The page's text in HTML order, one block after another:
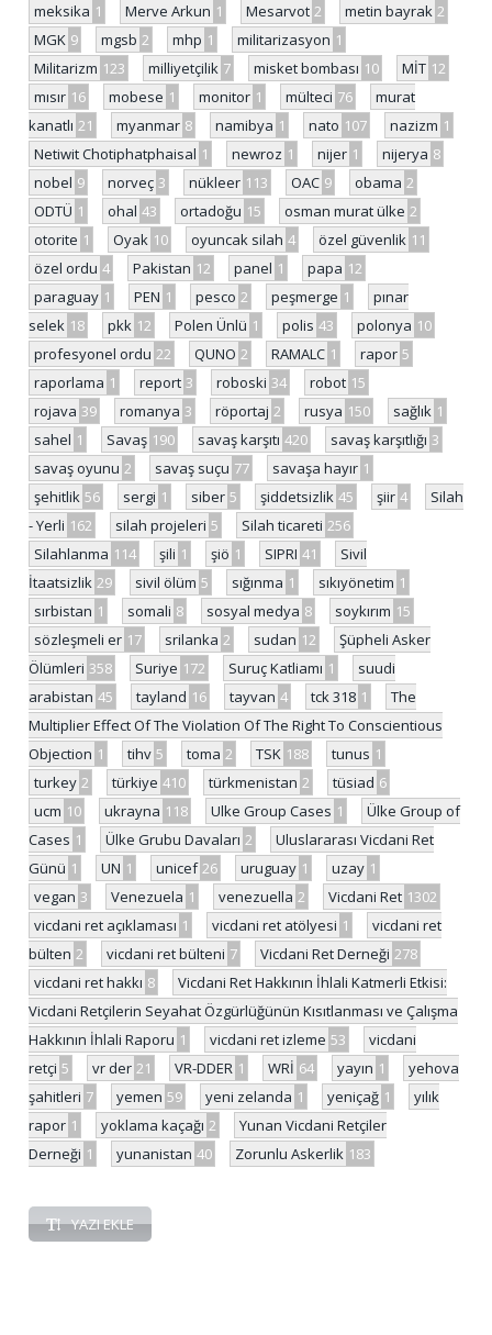
meksika 1 Merve Arkun 1 Mesarvot 2 metin bayrak 2
MGK 9 mgsb 2 mhp 1 militarizasyon 1
Militarizm 123 milliyetçilik 7 misket bombası 10 MİT 12
mısır 16 mobese 1 monitor 1 mülteci 76
murat
kanatlı 21 myanmar 8 namibya 1 nato 107 nazizm 1
Netiwit Chotiphatphaisal 1 newroz 1 nijer 1 nijerya 8
nobel 9 norveç 3 nükleer 113 OAC 9 obama 2
ODTÜ 1 ohal 43 ortadoğu 15 osman murat ülke 2
otorite 1 Oyak 10 oyuncak silah 4 özel güvenlik 11
özel ordu 4 Pakistan 12 panel 1 papa 12
paraguay 1 PEN 1 pesco 2 peşmerge 1
pınar
selek 18 pkk 12 Polen Ünlü 1 polis 43 polonya 10
profesyonel ordu 22 QUNO 2 RAMALC 1 rapor 5
raporlama 1 report 3 roboski 34 robot 15
rojava 39 romanya 3 röportaj 2 rusya 150 sağlık 1
sahel 1 Savaş 190 savaş karşıtı 420 savaş karşıtlığı 3
savaş oyunu 2 savaş suçu 77 savaşa hayır 1
şehitlik 56 sergi 1 siber 5 şiddetsizlik 45 şiir 4
Silah
- Yerli 162 silah projeleri 5 Silah ticareti 256
Silahlanma 114 şili 1 şiö 1 SIPRI 41
Sivil
İtaatsizlik 29 sivil ölüm 5 sığınma 1 sıkıyönetim 1
sırbistan 1 somali 8 sosyal medya 8 soykırım 15
sözleşmeli er 17 srilanka 2 sudan 12
Şüpheli Asker
Ölümleri 358 Suriye 172 Suruç Katliamı 1
suudi
arabistan 45 tayland 16 tayvan 4 tck 318 1
The
Multiplier Effect Of The Violation Of The Right To Conscientious
Objection 1 tihv 5 toma 2 TSK 188 tunus 1
turkey 2 türkiye 410 türkmenistan 2 tüsiad 6
ucm 10 ukrayna 118 Ulke Group Cases 1
Ülke Group of
Cases 1 Ülke Grubu Davaları 2
Uluslararası Vicdani Ret
Günü 1 UN 1 unicef 26 uruguay 1 uzay 1
vegan 3 Venezuela 1 venezuella 2 Vicdani Ret 1302
vicdani ret açıklaması 1 vicdani ret atölyesi 1
vicdani ret
bülten 2 vicdani ret bülteni 7 Vicdani Ret Derneği 278
vicdani ret hakkı 8
Vicdani Ret Hakkının İhlali Katmerli Etkisi:
Vicdani Retçilerin Seyahat Özgürlüğünün Kısıtlanması ve Çalışma
Hakkının İhlali Raporu 1 vicdani ret izleme 53
vicdani
retçi 5 vr der 21 VR-DDER 1 WRİ 64 yayın 1
yehova
şahitleri 7 yemen 59 yeni zelanda 1 yeniçağ 1
yılık
rapor 1 yoklama kaçağı 2
Yunan Vicdani Retçiler
Derneği 1 yunanistan 40 Zorunlu Askerlik 183
YAZI EKLE